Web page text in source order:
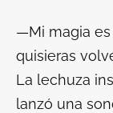
—Mi magia es
quisieras
La lechuza
lanzó una